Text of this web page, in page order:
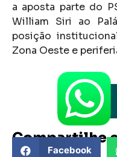
a aposta parte do
William Siri ao
posição
Zona Oeste e
Compartilhe
Facebook